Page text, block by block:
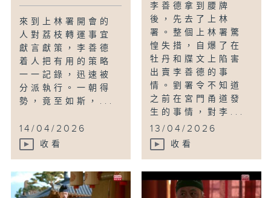
來到上林署開會的
人對荔枝轉運事宜
獻言獻策，李善德
着人把有用的策略
一一記錄，迅速被
分派執行。一朝得
勢，竟至如斯，...
14/04/2026
收看
李善德拿到腰牌
後，先去了上林
署。整個上林署驚
惶失措，自爆了在
牡丹和牒文上陷害
出賣李善德的事
情。劉署令不知道
之前在宮門甬道發
生的事情，對李...
13/04/2026
收看